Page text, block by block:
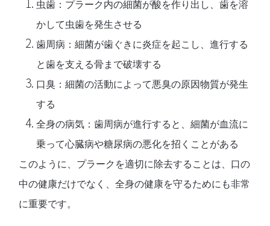
虫歯：プラーク内の細菌が酸を作り出し、歯を溶
かして虫歯を発生させる
歯周病 ：細菌が歯ぐきに炎症を起こし、進行する
と歯を支える骨まで破壊する
口臭：細菌の活動によって悪臭の原因物質が発生
する
全身の病気：歯周病が進行すると、細菌が血流に
乗って心臓病や糖尿病の悪化を招くことがある
このように、プラークを適切に除去することは、口の
中の健康だけでなく、全身の健康を守るためにも非常
に重要です。